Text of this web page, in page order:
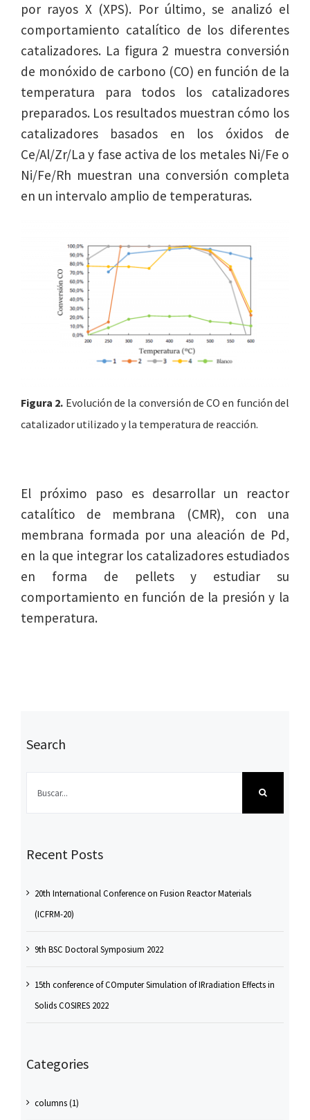
por rayos X (XPS). Por último, se analizó el
comportamiento catalítico de los diferentes
catalizadores. La figura 2 muestra conversión
de monóxido de carbono (CO) en función de la
temperatura para todos los catalizadores
preparados. Los resultados muestran cómo los
catalizadores basados en los óxidos de
Ce/Al/Zr/La y fase activa de los metales Ni/Fe o
Ni/Fe/Rh muestran una conversión completa
en un intervalo amplio de temperaturas.
Figura 2. Evolución de la conversión de CO en función del
catalizador utilizado y la temperatura de reacción.
El próximo paso es desarrollar un reactor
catalítico de membrana (CMR), con una
membrana formada por una aleación de Pd,
en la que integrar los catalizadores estudiados
en forma de pellets y estudiar su
comportamiento en función de la presión y la
temperatura.
Search
Recent Posts
20th International Conference on Fusion Reactor Materials
(ICFRM-20)
9th BSC Doctoral Symposium 2022
15th conference of COmputer Simulation of IRradiation Effects in
Solids COSIRES 2022
Categories
columns (1)